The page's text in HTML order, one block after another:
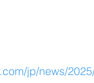
jp/news/